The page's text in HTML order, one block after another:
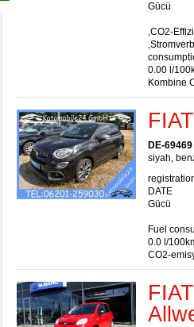
Gücü
,CO2-
0.00 l/
Kombine
DE-
siyah,
DATE
Gücü
Fuel
0.0 l/
CO2-